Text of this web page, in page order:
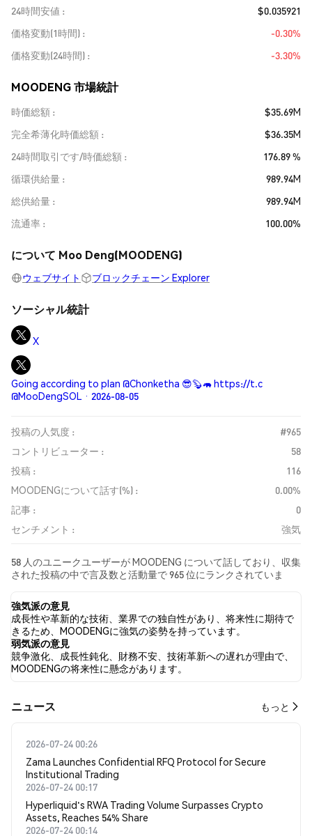
24時間安値
$0.035921
価格変動(1時間)
-0.30%
価格変動(24時間)
-3.30%
MOODENG 市場統計
時価総額
$35.69M
完全希薄化時価総額
$36.35M
24時間取引です/時価総額
176.89 %
循環供給量
989.94M
総供給量
989.94M
流通率
100.00%
について Moo Deng(MOODENG)
ウェブサイト ブロックチェーン Explorer
ソーシャル統計
X
Going according to plan @Chonketha 😎🦫🦛 https://t.c
@MooDengSOL · 2026-08-05
投稿の人気度 :
#965
コントリビューター :
58
投稿 :
116
MOODENGについて話す(%) :
0.00%
記事 :
0
センチメント :
強気
58 人のユニークユーザーが MOODENG について話しており、収集
された投稿の中で言及数と活動量で 965 位にランクされていま
MOODENG への感情は 強気 でした。 最後に、MOODENG に関す
るニュース記事が 0 件公開されました。 Twitterでは、71.68% の
ツイートが強気の感情を示し、2.65% のツイートが弱気の感情を
示しました。 25.66% のツイートは MOODENG に対して中立的で
した。 これらの感情分析は 113 件のツイートに基づいています。
強気派の意見
成長性や革新的な技術、業界での独自性があり、将来性に期待で
きるため、MOODENGに強気の姿勢を持っています。
弱気派の意見
競争激化、成長性鈍化、財務不安、技術革新への遅れが理由で、
MOODENGの将来性に懸念があります。
​​ニュース​​ もっと
2026-07-24 00:26
Zama Launches Confidential RFQ Protocol for Secure
Institutional Trading
2026-07-24 00:17
Hyperliquid's RWA Trading Volume Surpasses Crypto
Assets, Reaches 54% Share
2026-07-24 00:14